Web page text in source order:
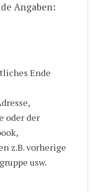
Angaben:
Ende
oder der
z.B. vorherige
usw.